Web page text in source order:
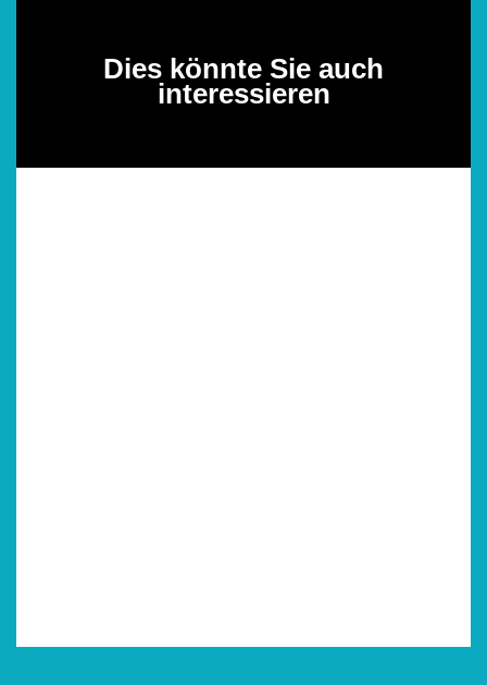
Dies könnte Sie auch
interessieren